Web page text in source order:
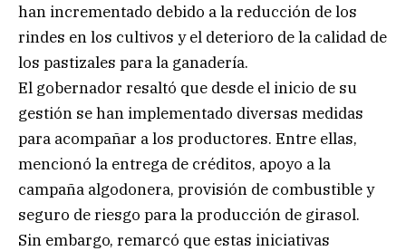
han incrementado debido a la reducción de los
rindes en los cultivos y el deterioro de la calidad de
los pastizales para la ganadería.
El gobernador resaltó que desde el inicio de su
gestión se han implementado diversas medidas
para acompañar a los productores. Entre ellas,
mencionó la entrega de créditos, apoyo a la
campaña algodonera, provisión de combustible y
seguro de riesgo para la producción de girasol.
Sin embargo, remarcó que estas iniciativas